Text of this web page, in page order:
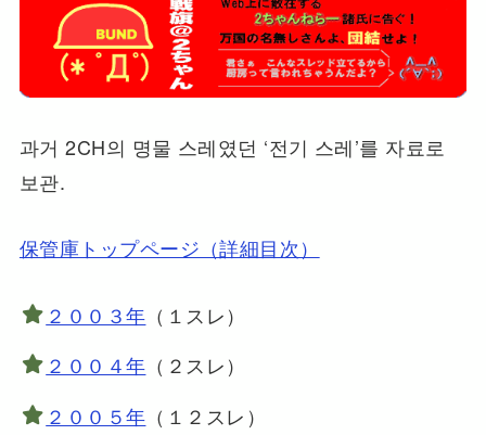
과거 2CH의 명물 스레였던 ‘전기 스레’를 자료로
보관.
保管庫トップページ（詳細目次）
２００３年 （１スレ）
２００４年 （２スレ）
２００５年 （１２スレ）